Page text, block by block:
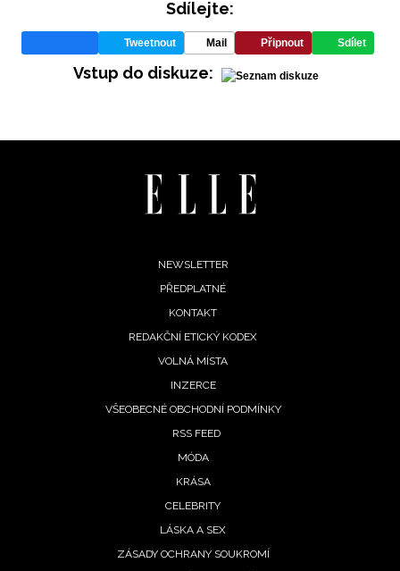
Sdílejte:
Tweetnout Mail Připnout Sdílet
Vstup do diskuze:
NEWSLETTER
PŘEDPLATNÉ
KONTAKT
REDAKČNÍ ETICKÝ KODEX
VOLNÁ MÍSTA
INZERCE
VŠEOBECNÉ OBCHODNÍ PODMÍNKY
RSS FEED
MÓDA
KRÁSA
CELEBRITY
LÁSKA A SEX
ZÁSADY OCHRANY SOUKROMÍ